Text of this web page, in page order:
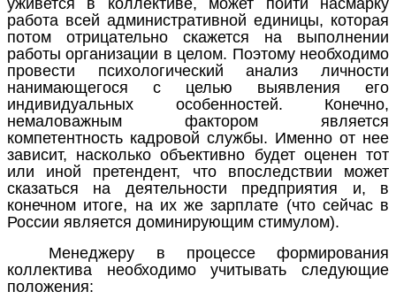
работа всей административной единицы, которая
потом отрицательно скажется на выполнении
работы организации в целом. Поэтому необходимо
провести психологический анализ личности
нанимающегося с целью выявления его
индивидуальных особенностей. Конечно,
немаловажным фактором является
компетентность кадровой службы. Именно от нее
зависит, насколько объективно будет оценен тот
или иной претендент, что впоследствии может
сказаться на деятельности предприятия и, в
конечном итоге, на их же зарплате (что сейчас в
России является доминирующим стимулом).
Менеджеру в процессе формирования
коллектива необходимо учитывать следующие
положения: